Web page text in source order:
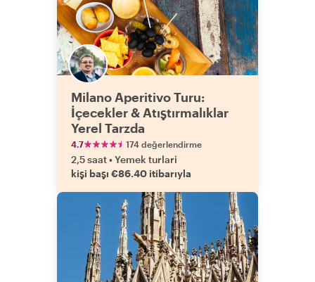
Milano Aperitivo Turu:
İçecekler & Atıştırmalıklar
Yerel Tarzda
4.7 174 değerlendirme
2,5 saat•Yemek turlari
kişi başı €86.40 itibarıyla